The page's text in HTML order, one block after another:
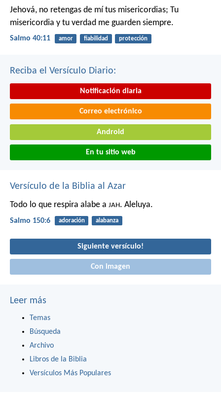
Jehová, no retengas de mí tus misericordias; Tu
misericordia y tu verdad me guarden siempre.
Salmo 40:11 amor fiabilidad protección
Reciba el Versículo Diario:
Notificación diaria
Correo electrónico
Android
En tu sitio web
Versículo de la Biblia al Azar
Todo lo que respira alabe a JAH. Aleluya.
Salmo 150:6 adoración alabanza
Siguiente versículo!
Con imagen
Leer más
Temas
Búsqueda
Archivo
Libros de la Biblia
Versículos Más Populares